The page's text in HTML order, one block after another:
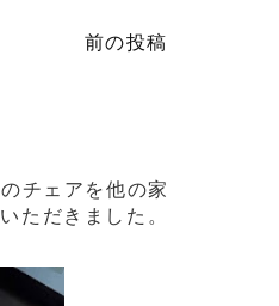
前の投稿
チェアを他の家
ただきました。